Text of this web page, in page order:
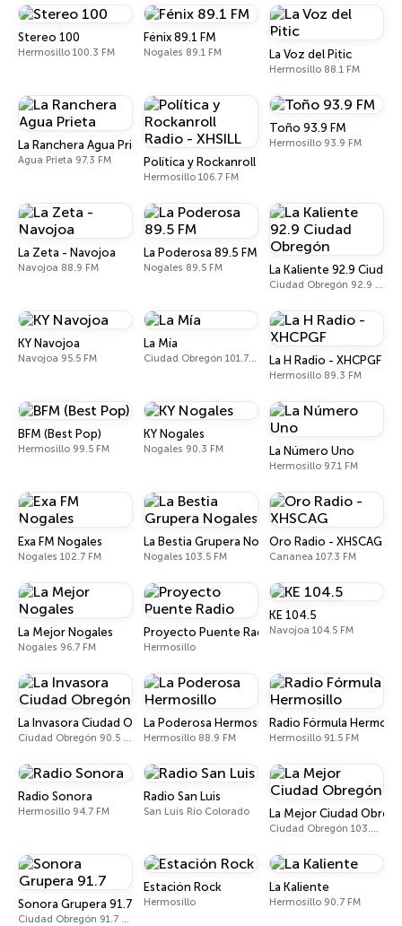
Stereo 100
Hermosillo 100.3 FM
Fénix 89.1 FM
Nogales 89.1 FM La Voz del Pitic
Hermosillo 88.1 FM
La Ranchera Agua Prieta
Agua Prieta 97.3 FM Política y Rockanroll Radio - XHSILL
Hermosillo 106.7 FM
Toño 93.9 FM
Hermosillo 93.9 FM
La Zeta - Navojoa
Navojoa 88.9 FM
La Poderosa 89.5 FM
Nogales 89.5 FM La Kaliente 92.9
Ciudad Obregón 92.9 FM
KY Navojoa
Navojoa 95.5 FM
La Mía
Ciudad Obregón 101.7 FM La H Radio - XHCPGF
Hermosillo 89.3 FM
BFM (Best Pop)
Hermosillo 99.5 FM
KY Nogales
Nogales 90.3 FM La Número Uno
Hermosillo 97.1 FM
Exa FM Nogales
Nogales 102.7 FM
La Bestia Grupera Nogales
Nogales 103.5 FM
Oro Radio - XHSCAG
Cananea 107.3 FM
La Mejor Nogales
Nogales 96.7 FM
Proyecto Puente Radio
Hermosillo
KE 104.5
Navojoa 104.5 FM
La Invasora Ciudad Obregón
Ciudad Obregón 90.5 FM
La Poderosa Hermosillo
Hermosillo 88.9 FM
Radio Fórmula
Hermosillo 91.5 FM
Radio Sonora
Hermosillo 94.7 FM
Radio San Luis
San Luis Río Colorado La Mejor Ciudad
Ciudad Obregón 103.3 FM
Sonora Grupera 91.7
Ciudad Obregón 91.7 FM
Estación Rock
Hermosillo
La Kaliente
Hermosillo 90.7 FM